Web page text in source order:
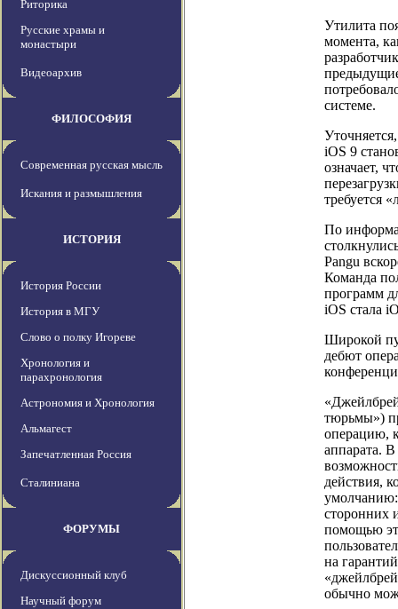
Риторика
Русские храмы и
монастыри
Видеоархив
ФИЛОСОФИЯ
Современная русская мысль
Искания и размышления
ИСТОРИЯ
История России
История в МГУ
Слово о полку Игореве
Хронология и
парахронология
Астрономия и Хронология
Альмагест
Запечатленная Россия
Сталиниана
ФОРУМЫ
Дискуссионный клуб
Научный форум
Утилита
момента,
системе.
iOS 9
означает,
требуется
По
Pangu
Команда
программ
iOS стала
Широкой
дебют
тюрьмы»)
операцию,
аппарата. В
действия,
умолчанию:
сторонних
помощью
на
обычно